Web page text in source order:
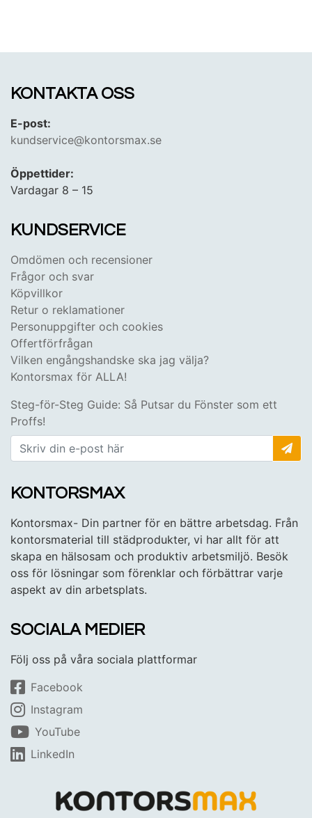
KONTAKTA OSS
E-post:
kundservice@kontorsmax.se
Öppettider:
Vardagar 8 – 15
KUNDSERVICE
Omdömen och recensioner
Frågor och svar
Köpvillkor
Retur o reklamationer
Personuppgifter och cookies
Offertförfrågan
Vilken engångshandske ska jag välja?
Kontorsmax för ALLA!
Steg-för-Steg Guide: Så Putsar du Fönster som ett
Proffs!
KONTORSMAX
Kontorsmax- Din partner för en bättre arbetsdag. Från
kontorsmaterial till städprodukter, vi har allt för att
skapa en hälsosam och produktiv arbetsmiljö. Besök
oss för lösningar som förenklar och förbättrar varje
aspekt av din arbetsplats.
SOCIALA MEDIER
Följ oss på våra sociala plattformar
Facebook
Instagram
YouTube
LinkedIn